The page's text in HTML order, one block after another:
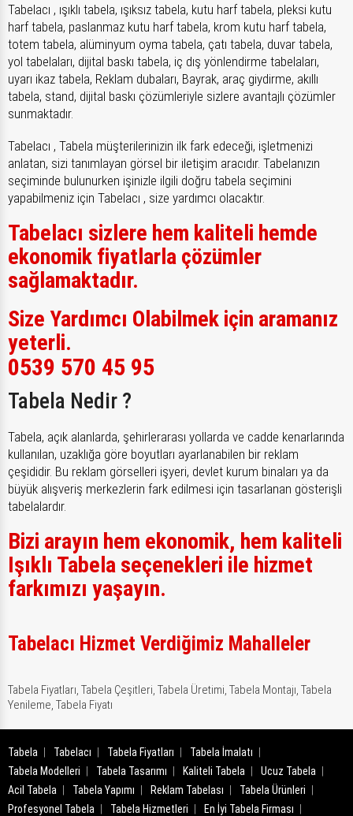
Tabelacı , ışıklı tabela, ışıksız tabela, kutu harf tabela, pleksi kutu
harf tabela, paslanmaz kutu harf tabela, krom kutu harf tabela,
totem tabela, alüminyum oyma tabela, çatı tabela, duvar tabela,
yol tabelaları, dijital baskı tabela, iç dış yönlendirme tabelaları,
uyarı ikaz tabela, Reklam dubaları, Bayrak, araç giydirme, akıllı
tabela, stand, dijital baskı çözümleriyle sizlere avantajlı çözümler
sunmaktadır.
Tabelacı , Tabela müşterilerinizin ilk fark edeceği, işletmenizi
anlatan, sizi tanımlayan görsel bir iletişim aracıdır. Tabelanızın
seçiminde bulunurken işinizle ilgili doğru tabela seçimini
yapabilmeniz için Tabelacı , size yardımcı olacaktır.
Tabelacı sizlere hem kaliteli hemde
ekonomik fiyatlarla çözümler
sağlamaktadır.
Size Yardımcı Olabilmek için aramanız
yeterli.
0539 570 45 95
Tabela Nedir ?
Tabela, açık alanlarda, şehirlerarası yollarda ve cadde kenarlarında
kullanılan, uzaklığa göre boyutları ayarlanabilen bir reklam
çeşididir. Bu reklam görselleri işyeri, devlet kurum binaları ya da
büyük alışveriş merkezlerin fark edilmesi için tasarlanan gösterişli
tabelalardır.
Bizi arayın hem ekonomik, hem kaliteli
Işıklı Tabela seçenekleri ile hizmet
farkımızı yaşayın.
Tabelacı Hizmet Verdiğimiz Mahalleler
Tabela Fiyatları, Tabela Çeşitleri, Tabela Üretimi, Tabela Montajı, Tabela
Yenileme, Tabela Fiyatı
Tabela Tabelacı Tabela Fiyatları
Tabela İmalatı
Tabela Modelleri
Tabela Tasarımı Kaliteli Tabela
Ucuz Tabela
Acil Tabela
Tabela Yapımı Reklam Tabelası
Tabela Ürünleri
Profesyonel Tabela
Tabela Hizmetleri
En İyi Tabela Firması